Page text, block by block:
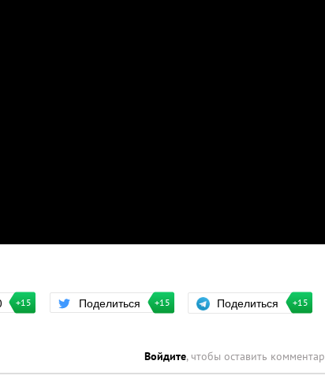
+15 Поделиться +15 Поделиться +15
Войдите, чтобы оставить